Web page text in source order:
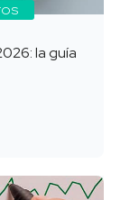
la guía